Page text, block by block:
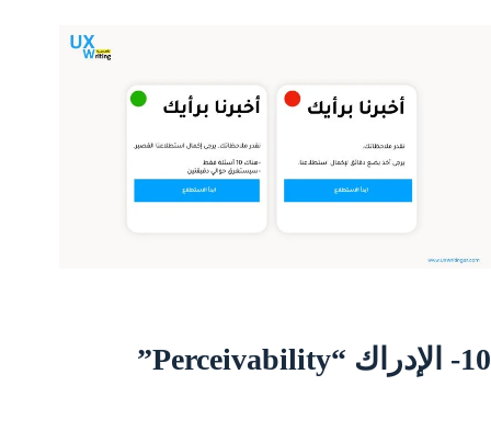
10- الإدراك “Perceivability”